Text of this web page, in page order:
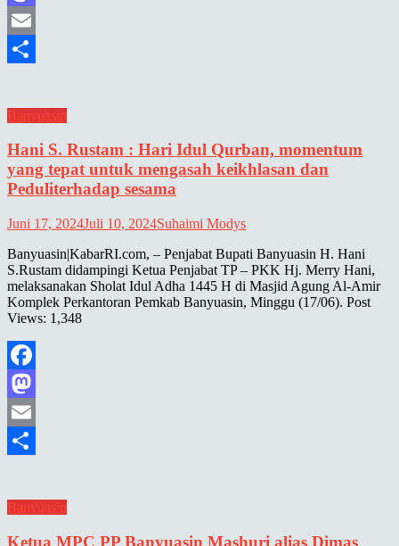
Mastodon
Email
Banyuasin
Hani S. Rustam : Hari Idul Qurban, momentum
yang tepat untuk mengasah keikhlasan dan
Peduliterhadap sesama
Juni 17, 2024Juli 10, 2024Suhaimi Modys
Banyuasin|KabarRI.com, – Penjabat Bupati Banyuasin H. Hani
S.Rustam didampingi Ketua Penjabat TP – PKK Hj. Merry Hani,
melaksanakan Sholat Idul Adha 1445 H di Masjid Agung Al-Amir
Komplek Perkantoran Pemkab Banyuasin, Minggu (17/06). Post
Views: 1,348
Facebook
Mastodon
Email
Banyuasin
Ketua MPC PP Banyuasin Mashuri alias Dimas